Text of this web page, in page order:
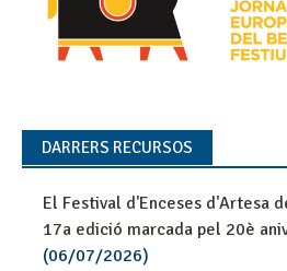
DARRERS RECURSOS
El Festival d'Enceses d'Artesa
17a edició marcada pel 20è
(06/07/2026)